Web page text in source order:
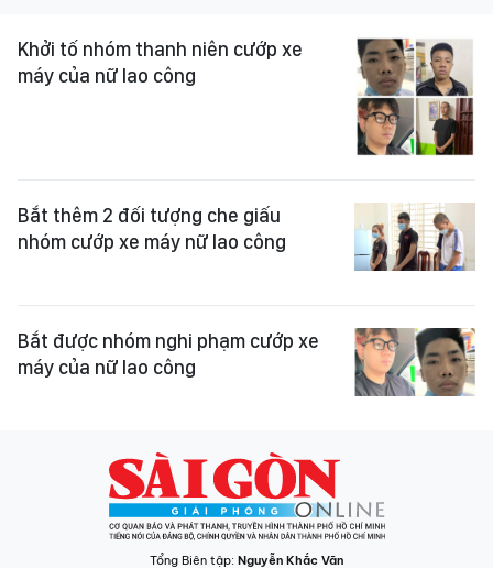
Khởi tố nhóm thanh niên cướp xe
máy của nữ lao công
Bắt thêm 2 đối tượng che giấu
nhóm cướp xe máy nữ lao công
Bắt được nhóm nghi phạm cướp xe
máy của nữ lao công
Tổng Biên tập: Nguyễn Khắc Văn